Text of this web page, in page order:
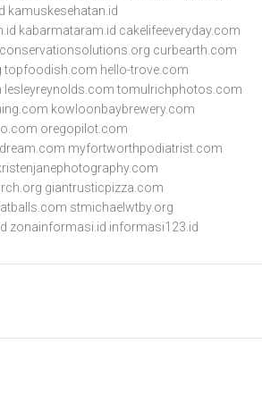
kamuskesehatan.id
kabarmataram.id cakelifeeveryday.com
conservationsolutions.org curbearth.com
topfoodish.com hello-trove.com
lesleyreynolds.com tomulrichphotos.com
kowloonbaybrewery.com
oregopilot.com
myfortworthpodiatrist.com
giantrusticpizza.com
stmichaelwtby.org
zonainformasi.id informasi123.id